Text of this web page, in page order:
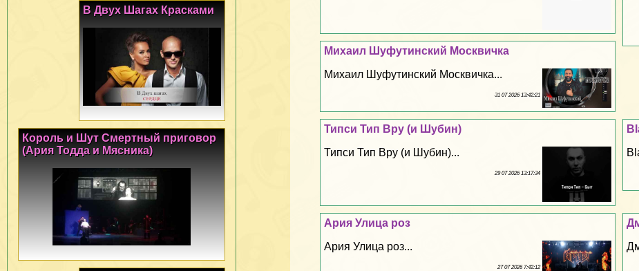
Михаил Шуфутинский Москвичка
Михаил Шуфутинский Москвичка...
31 07 2026 13:42:21
Типси Тип Вру (и Шубин)
Типси Тип Вру (и Шубин)...
29 07 2026 13:17:34
Ария Улица роз
Ария Улица роз...
27 07 2026 7:42:12
В Двух Шагах Красками
Король и Шут Смертный приговор
(Ария Тодда и Мясника)